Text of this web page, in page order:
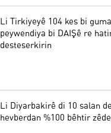
Li Tirkiyeyê 104 kes bi
peywendiya bi DAIŞê re
desteserkirin
Li Diyarbakirê di 10 salan de
hevberdan %100 bêhtir